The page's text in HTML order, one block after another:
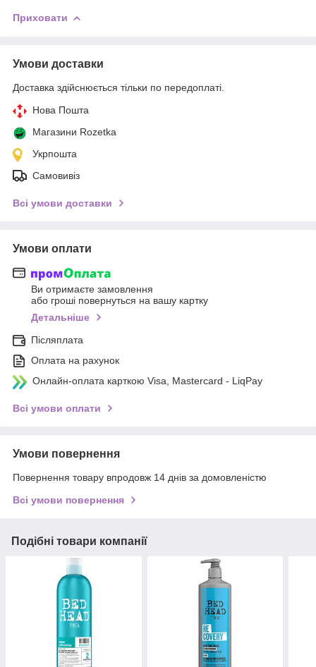
Приховати
Умови доставки
Доставка здійснюється тільки по передоплаті.
Нова Пошта
Магазини Rozetka
Укрпошта
Самовивіз
Всі умови доставки
Умови оплати
Ви отримаєте замовлення
або гроші повернуться на вашу картку
Детальніше
Післяплата
Оплата на рахунок
Онлайн-оплата карткою Visa, Mastercard - LiqPay
Всі умови оплати
Умови повернення
Повернення товару впродовж 14 днів за домовленістю
Всі умови повернення
Подібні товари компанії